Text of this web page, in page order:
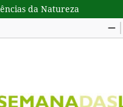
da Natureza